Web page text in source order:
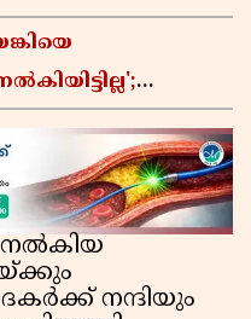
നൽകിയ
നന്ദിയും